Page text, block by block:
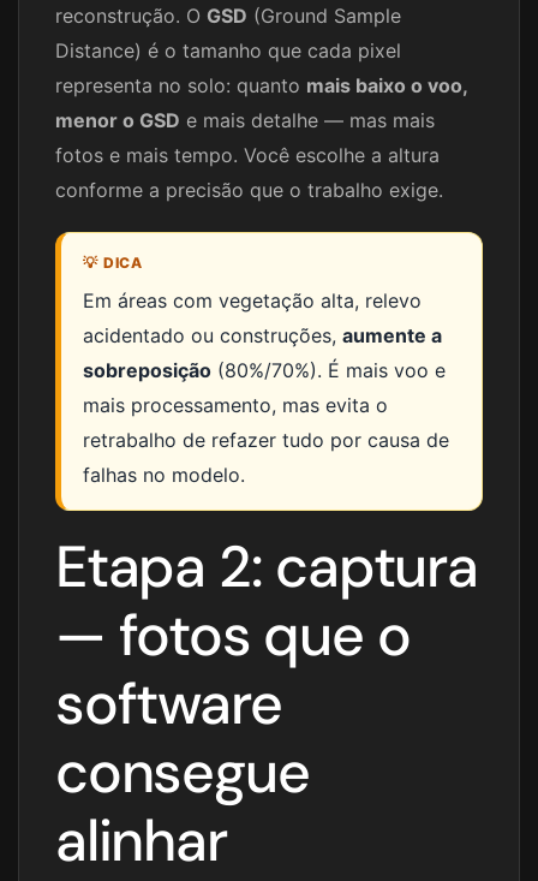
reconstrução. O GSD (Ground Sample
Distance) é o tamanho que cada pixel
representa no solo: quanto mais baixo o voo,
menor o GSD e mais detalhe — mas mais
fotos e mais tempo. Você escolhe a altura
conforme a precisão que o trabalho exige.
💡 DICA
Em áreas com vegetação alta, relevo
acidentado ou construções, aumente a
sobreposição (80%/70%). É mais voo e
mais processamento, mas evita o
retrabalho de refazer tudo por causa de
falhas no modelo.
Etapa 2: captura
— fotos que o
software
consegue
alinhar